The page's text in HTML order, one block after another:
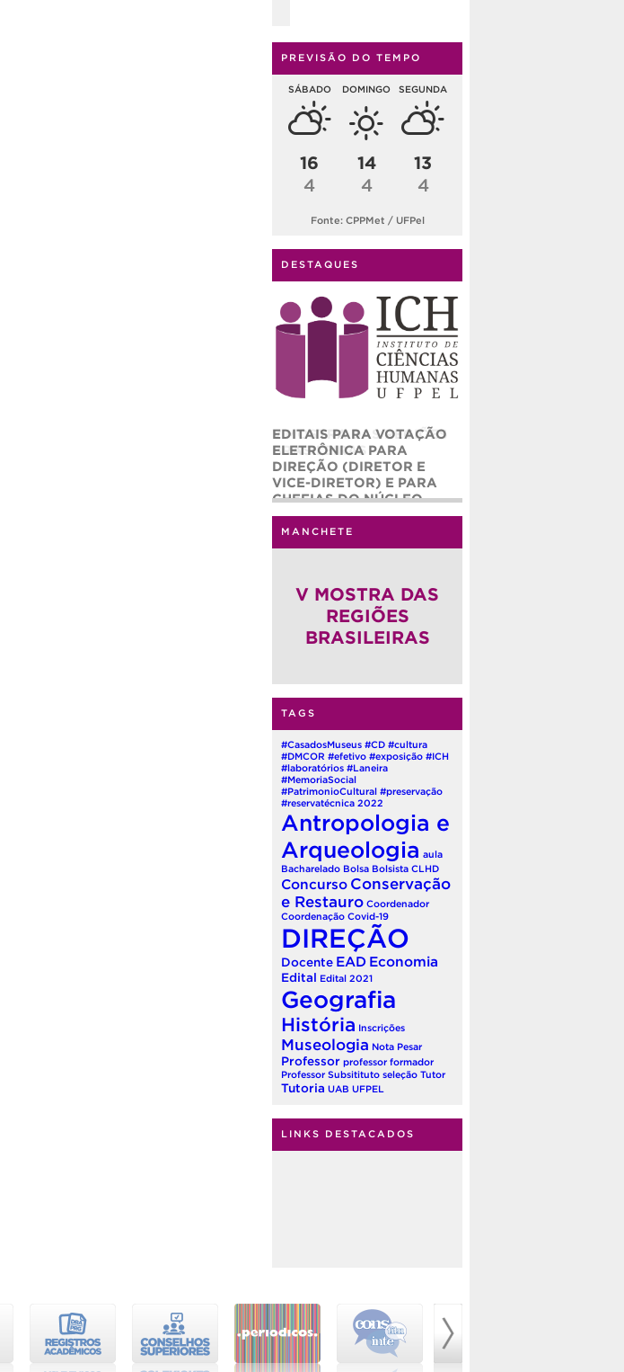
PREVISÃO DO TEMPO
SÁBADO
16
4
DOMINGO
14
4
SEGUNDA
13
4
Fonte: CPPMet / UFPel
DESTAQUES
EDITAIS PARA VOTAÇÃO
ELETRÔNICA PARA
DIREÇÃO (DIRETOR E
VICE-DIRETOR) E PARA
CHEFIAS DO NÚCLEO
ADMINISTRATIVO (CHEFE
E CHEFE ADJUNTO) DO
INSTITUTO DE CIÊNCIAS
MANCHETE
V MOSTRA DAS
REGIÕES
BRASILEIRAS
TAGS
#CasadosMuseus #CD #cultura
#DMCOR #efetivo #exposição #ICH
#laboratórios #Laneira
#MemoriaSocial
#PatrimonioCultural #preservação
#reservatécnica 2022
Antropologia e
Arqueologia aula
Bacharelado Bolsa Bolsista CLHD
Concurso Conservação
e Restauro Coordenador
Coordenação Covid-19
DIREÇÃO
Docente EAD Economia
Edital Edital 2021
Geografia
História Inscrições
Museologia Nota Pesar
Professor professor formador
Professor Subsitituto seleção Tutor
Tutoria UAB UFPEL
LINKS DESTACADOS